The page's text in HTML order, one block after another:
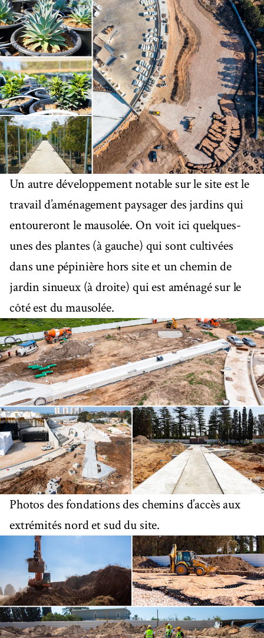
Un autre développement notable sur le site est le
travail d’aménagement paysager des jardins qui
entoureront le mausolée. On voit ici quelques-
unes des plantes (à gauche) qui sont cultivées
dans une pépinière hors site et un chemin de
jardin sinueux (à droite) qui est aménagé sur le
côté est du mausolée.
Photos des fondations des chemins d’accès aux
extrémités nord et sud du site.